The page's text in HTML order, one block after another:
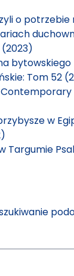
o
Tom 52
w
Targumie